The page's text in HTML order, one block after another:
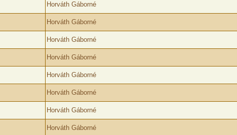
Horváth Gáborné
Horváth Gáborné
Horváth Gáborné
Horváth Gáborné
Horváth Gáborné
Horváth Gáborné
Horváth Gáborné
Horváth Gáborné